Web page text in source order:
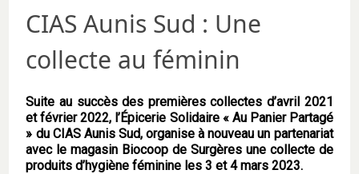
CIAS Aunis Sud : Une
collecte au féminin
Suite au succès des premières collectes d’avril 2021
et février 2022, l’Épicerie Solidaire « Au Panier Partagé
» du CIAS Aunis Sud, organise à nouveau un partenariat
avec le magasin Biocoop de Surgères une collecte de
produits d’hygiène féminine les 3 et 4 mars 2023.